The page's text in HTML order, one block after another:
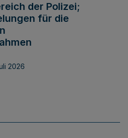
der Polizei;
für die
2026